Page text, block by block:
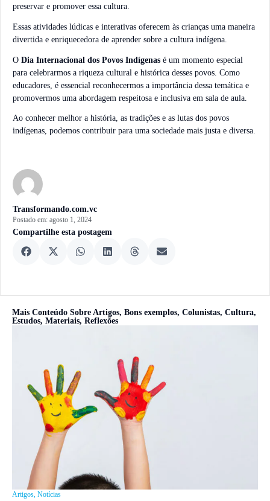
Transformando.com.vc
Postado em: agosto 1, 2024
Compartilhe esta postagem
preservar e promover essa cultura.
Essas atividades lúdicas e interativas oferecem às crianças uma maneira
divertida e enriquecedora de aprender sobre a cultura indígena.
O Dia Internacional dos Povos Indígenas é um momento especial
para celebrarmos a riqueza cultural e histórica desses povos. Como
educadores, é essencial reconhecermos a importância dessa temática e
promovermos uma abordagem respeitosa e inclusiva em sala de aula.
Ao conhecer melhor a história, as tradições e as lutas dos povos
indígenas, podemos contribuir para uma sociedade mais justa e diversa.
Mais Conteúdo Sobre Artigos, Bons exemplos, Colunistas, Cultura,
Estudos, Materiais, Reflexões
Artigos, Notícias